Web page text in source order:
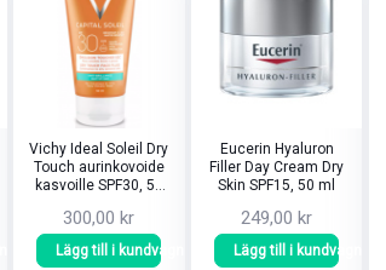
Vichy Ideal Soleil Dry
Touch aurinkovoide
kasvoille SPF30, 50
300,00 kr
Lägg till i kundvagn
Eucerin Hyaluron
Filler Day Cream Dry
Skin SPF15, 50 ml
249,00 kr
Lägg till i kundvagn